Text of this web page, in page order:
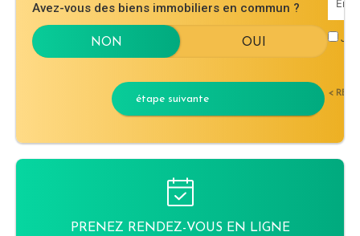
Avez-vous des biens immobiliers en commun ?
étape suivante <
PRENEZ RENDEZ-VOUS EN LIGNE